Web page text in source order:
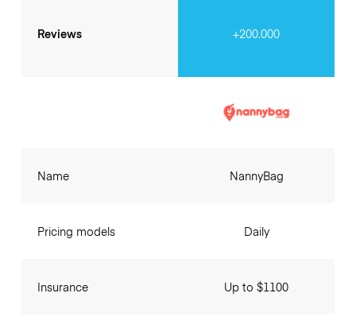
Reviews +200.000
Name
Pricing models
Insurance
NannyBag
Daily
Up to $1100